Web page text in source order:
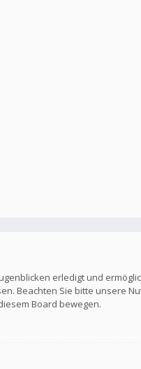
erledigt und
Beachten Sie bitte unsere
Board bewegen.